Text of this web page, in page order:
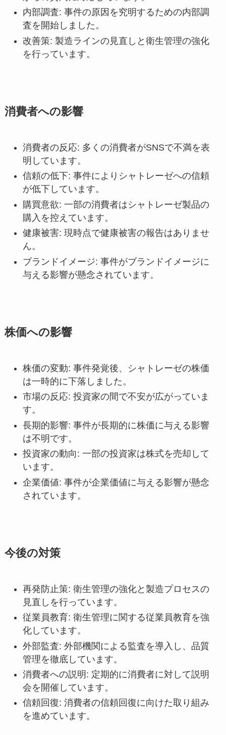
内部調査: 事件の原因を究明するための内部調
査を開始しました。
改善策: 製造ラインの見直しと衛生管理の強化
を行っています。
消費者への影響
消費者の反応: 多くの消費者がSNSで不満を表
明しています。
信頼の低下: 事件によりシャトレーゼへの信頼
が低下しています。
購買意欲: 一部の消費者はシャトレーゼ製品の
購入を控えています。
健康被害: 現時点で健康被害の報告はありませ
ん。
ブランドイメージ: 事件がブランドイメージに
与える影響が懸念されています。
株価への影響
株価の変動: 事件発覚後、シャトレーゼの株価
は一時的に下落しました。
市場の反応: 投資家の間で不安が広がっていま
す。
長期的影響: 事件が長期的に株価に与える影響
は不明です。
投資家の動向: 一部の投資家は株式を売却して
います。
企業価値: 事件が企業価値に与える影響が懸念
されています。
今後の対策
再発防止策: 衛生管理の強化と製造プロセスの
見直しを行っています。
従業員教育: 衛生管理に関する従業員教育を強
化しています。
外部監査: 外部機関による監査を導入し、品質
管理を徹底しています。
消費者への説明: 定期的に消費者に対して説明
会を開催しています。
信頼回復: 消費者の信頼回復に向けた取り組み
を進めています。